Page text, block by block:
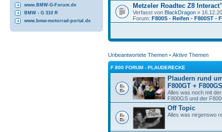
www.BMW-G-Forum.de
BMW - G 310 R
www.bmw-motorrad-portal.de
Metzeler Roadtec Z8
Verfasst von BlackDragon »
Forum: F800S - Reifen - F800ST -
Unbeantwortete Themen • Aktive Themen
F 800 FORUM - PLAUDERECKE
Plaudern rund
F800GT +
Alles was noch mit
F800GS und der
Off Topic
Alles was nirgenswo